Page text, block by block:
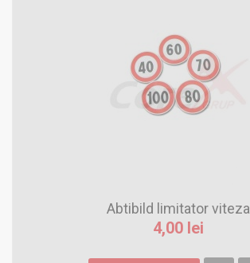
Abtibild limitator viteza
4,00 lei